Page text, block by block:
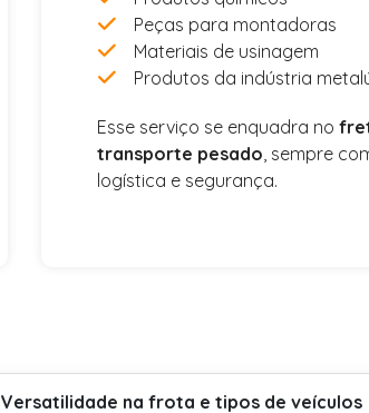
Peças para montadoras
Materiais de usinagem
Produtos da indústria
Esse serviço se enquadra no
transporte pesado , sempre
logística e segurança.
Versatilidade na frota e tipos de veículos